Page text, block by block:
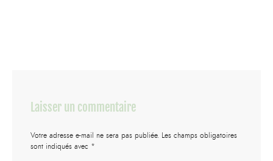
Laisser un commentaire
Votre adresse e-mail ne sera pas publiée. Les champs obligatoires
sont indiqués avec *